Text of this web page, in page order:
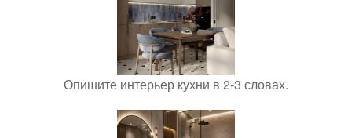
Опишите интерьер кухни в 2-3 словах.